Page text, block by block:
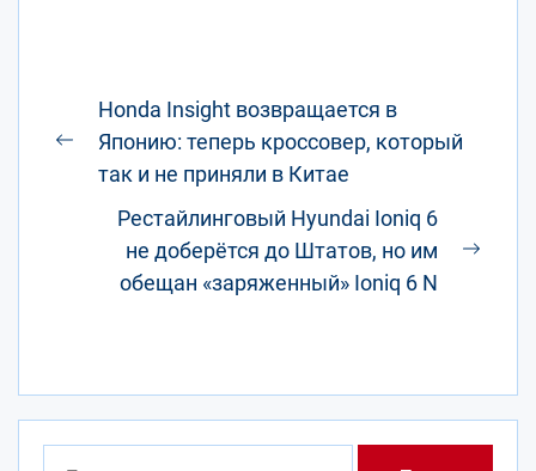
Навигация
по
записям
Предыдущая
запись:
Honda Insight возвращается в
Японию: теперь кроссовер, который
так и не приняли в Китае
Рестайлинговый Hyundai Ioniq 6
не доберётся до Штатов, но им
обещан «заряженный» Ioniq 6 N